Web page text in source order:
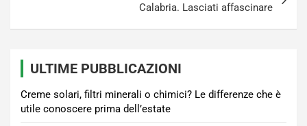
Calabria. Lasciati affascinare
ULTIME PUBBLICAZIONI
Creme solari, filtri minerali o chimici? Le differenze che è
utile conoscere prima dell’estate